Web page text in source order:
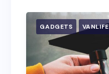
GADGETS VANLIFE